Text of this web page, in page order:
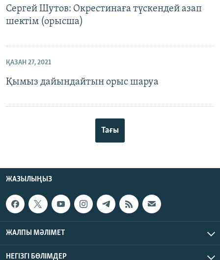
Сергей Шутов: Окрестинаға түскендей азап
шектім (орысша)
ҚАЗАН 27, 2021
Қымыз дайындайтын орыс шаруа
Тағы
ЖАЗЫЛЫҢЫЗ
ЖАЛПЫ МӘЛІМЕТ
НЕГІЗГІ БӨЛІМДЕР